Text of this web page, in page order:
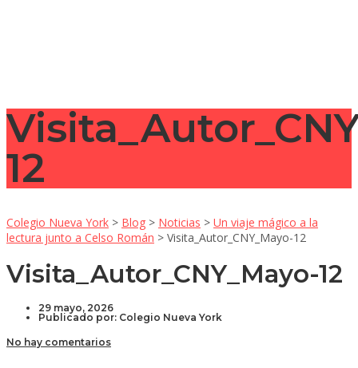
12
Colegio Nueva York > Blog > Noticias > Un viaje mágico a la
lectura junto a Celso Román > Visita_Autor_CNY_Mayo-12
Visita_Autor_CNY_Mayo-12
29 mayo, 2026
Publicado por: Colegio Nueva York
No hay comentarios